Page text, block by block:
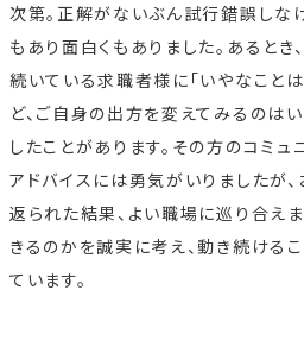
次第。正解がないぶん試行錯誤しな
もあり面白くもありました。あると
続いている求職者様に「いやなこと
ど、ご自身の出方を変えてみるのは
したことがあります。その方のコミ
アドバイスには勇気がいりましたが
返られた結果、よい職場に巡り合え
きるのかを誠実に考え、動き続ける
ています。